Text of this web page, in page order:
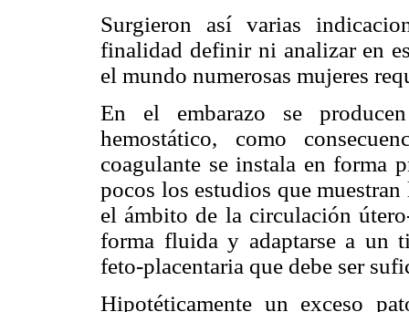
Surgieron así varias
finalidad definir ni analizar en
el mundo numerosas mujeres
En el embarazo se
hemostático, como
coagulante se instala en forma
pocos los estudios que
el ámbito de la circulación
forma fluida y adaptarse a un
feto-placentaria que debe ser
Hipotéticamente un exceso